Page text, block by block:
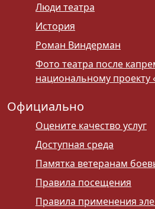
Люди театра
История
Роман Виндерман
Фото театра после
национальному проекту
Официально
Оцените качество услуг
Доступная среда
Памятка ветеранам
Правила посещения
Правила применения